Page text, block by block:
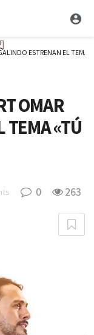
ESTRENAN EL TEMA
OMAR
TEMA «TÚ
0 263